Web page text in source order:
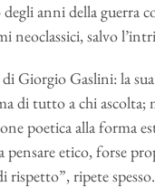
anni della guerra
neoclassici, salvo
Giorgio Gaslini: la
di tutto a chi ascolta;
poetica alla forma
etico, forse
ripete